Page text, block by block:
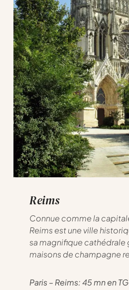
Reims
Connue comme la
Reims est une ville
sa magnifique cathédrale
maisons de champagne
Paris – Reims: 45 mn en